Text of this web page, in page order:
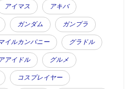
アイマス アキバ
ガンダム ガンプラ
イルカンパニー グラドル
アイドル グルメ
コスプレイヤー